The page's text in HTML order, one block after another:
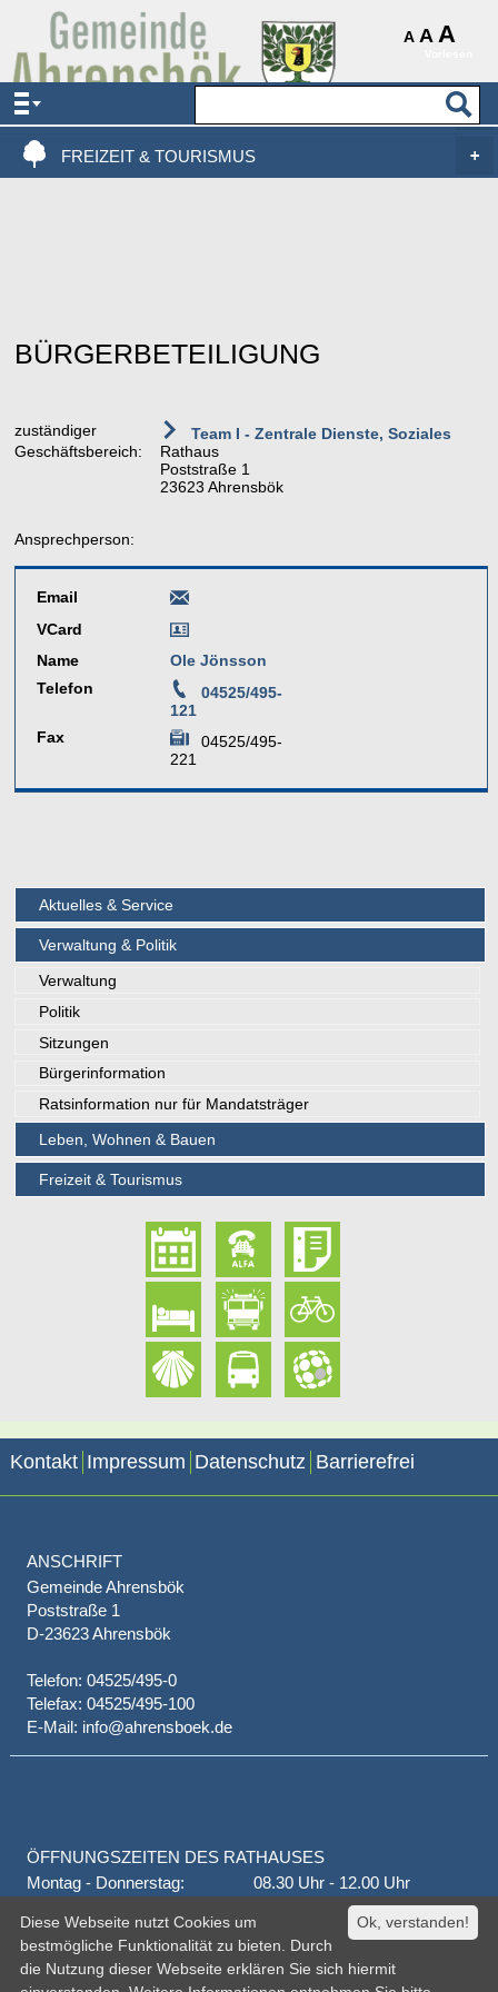
A A A
AKTUELLES & SERVICE
VERWALTUNG & POLITIK
FREIZEIT & TOURISMUS
BÜRGERBETEILIGUNG
zuständiger
Geschäftsbereich:
Team I - Zentrale Dienste, Soziales
Rathaus
Poststraße 1
23623 Ahrensbök
Ansprechperson:
Email
VCard
Name
Ole Jönsson
Telefon
04525/495-
121
Fax
04525/495-
221
Aktuelles & Service
Verwaltung & Politik
Verwaltung
Politik
Sitzungen
Bürgerinformation
Ratsinformation nur für Mandatsträger
Leben, Wohnen & Bauen
Freizeit & Tourismus
Kontakt Impressum Datenschutz Barrierefrei
ANSCHRIFT
Gemeinde Ahrensbök
Poststraße 1
D-23623 Ahrensbök
Telefon: 04525/495-0
Telefax: 04525/495-100
E-Mail: info@ahrensboek.de
ÖFFNUNGSZEITEN DES RATHAUSES
Montag - Donnerstag:
08.30 Uhr - 12.00 Uhr
14.00 Uhr - 18.00 Uhr
jeden 1. und 3. Montag
16.00 Uhr - 18.00 Uhr
Freitag
geschlossen
oder nach Vereinbarung
Ok, verstanden!
Diese Webseite nutzt Cookies um
bestmögliche Funktionalität zu bieten. Durch
die Nutzung dieser Webseite erklären Sie sich hiermit